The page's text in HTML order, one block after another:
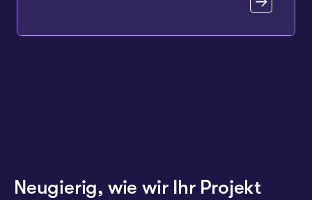
Neugierig, wie wir Ihr Projekt